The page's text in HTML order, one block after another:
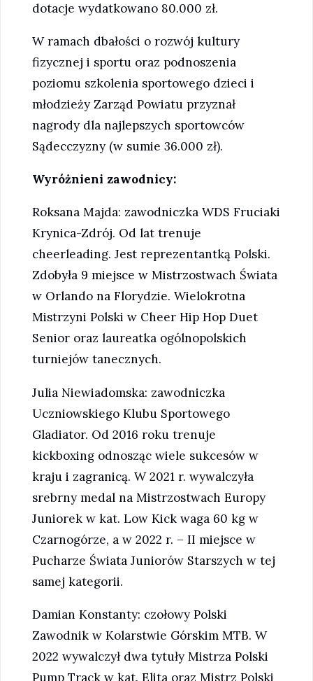
dotacje wydatkowano 80.000 zł.
W ramach dbałości o rozwój kultury
fizycznej i sportu oraz podnoszenia
poziomu szkolenia sportowego dzieci i
młodzieży Zarząd Powiatu przyznał
nagrody dla najlepszych sportowców
Sądecczyzny (w sumie 36.000 zł).
Wyróżnieni zawodnicy:
Roksana Majda: zawodniczka WDS Fruciaki
Krynica-Zdrój. Od lat trenuje
cheerleading. Jest reprezentantką Polski.
Zdobyła 9 miejsce w Mistrzostwach Świata
w Orlando na Florydzie. Wielokrotna
Mistrzyni Polski w Cheer Hip Hop Duet
Senior oraz laureatka ogólnopolskich
turniejów tanecznych.
Julia Niewiadomska: zawodniczka
Uczniowskiego Klubu Sportowego
Gladiator. Od 2016 roku trenuje
kickboxing odnosząc wiele sukcesów w
kraju i zagranicą. W 2021 r. wywalczyła
srebrny medal na Mistrzostwach Europy
Juniorek w kat. Low Kick waga 60 kg w
Czarnogórze, a w 2022 r. – II miejsce w
Pucharze Świata Juniorów Starszych w tej
samej kategorii.
Damian Konstanty: czołowy Polski
Zawodnik w Kolarstwie Górskim MTB. W
2022 wywalczył dwa tytuły Mistrza Polski
Pump Track w kat. Elita oraz Mistrz Polski